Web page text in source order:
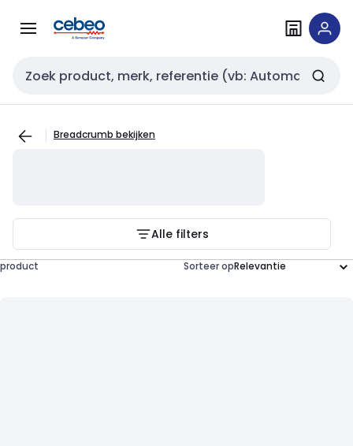
naar
naar
Zoekveld invoer
Breadcrumb bekijken
Alle filters
product Sorteer op